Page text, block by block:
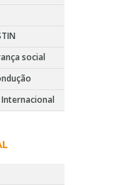
social
Internacional